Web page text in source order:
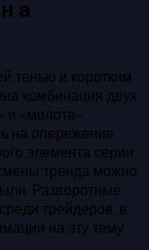
тенью и коротким
комбинация двух
и «молота».
на опережение,
элемента серии.
тренда можно
Разворотные
трейдеров, в
на эту тему.